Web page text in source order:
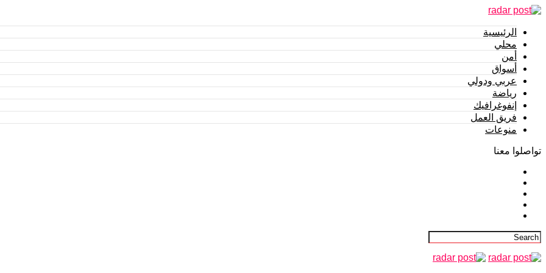
الرئيسية
محلي
أمن
أسواق
عربي ودولي
رياضة
إنفوغرافيك
فريق العمل
منوعات
تواصلوا معنا